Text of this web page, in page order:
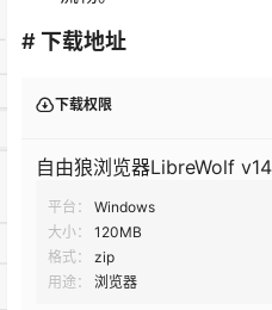
# 下载地址
下载权限
自由狼浏览器LibreWolf
平台：
Windows
大小：
120MB
格式：
zip
用途：
浏览器